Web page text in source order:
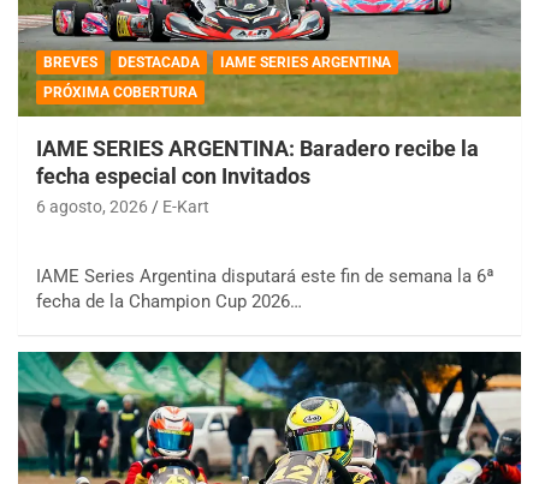
BREVES DESTACADA
IAME SERIES ARGENTINA
PRÓXIMA COBERTURA
IAME SERIES ARGENTINA: Baradero recibe la
fecha especial con Invitados
6 agosto, 2026 E-Kart
IAME Series Argentina disputará este fin de semana la 6ª
fecha de la Champion Cup 2026…